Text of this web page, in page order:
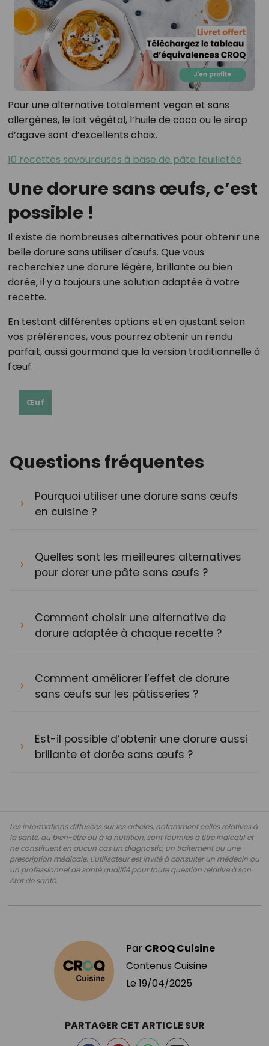
Pour une alternative totalement vegan et sans
allergènes, le lait végétal, l’huile de coco ou le sirop
d’agave sont d’excellents choix.
10 recettes savoureuses à base de pâte feuilletée
Une dorure sans œufs, c’est
possible !
Il existe de nombreuses alternatives pour obtenir une
belle dorure sans utiliser d'œufs. Que vous
recherchiez une dorure légère, brillante ou bien
dorée, il y a toujours une solution adaptée à votre
recette.
En testant différentes options et en ajustant selon
vos préférences, vous pourrez obtenir un rendu
parfait, aussi gourmand que la version traditionnelle à
l'œuf.
Œuf
Questions fréquentes
Pourquoi utiliser une dorure sans œufs
en cuisine ?
Quelles sont les meilleures alternatives
pour dorer une pâte sans œufs ?
Comment choisir une alternative de
dorure adaptée à chaque recette ?
Comment améliorer l’effet de dorure
sans œufs sur les pâtisseries ?
Est-il possible d’obtenir une dorure aussi
brillante et dorée sans œufs ?
Les informations diffusées sur les articles, notamment celles relatives à
la santé, au bien-être ou à la nutrition, sont fournies à titre indicatif et
ne constituent en aucun cas un diagnostic, un traitement ou une
prescription médicale. L'utilisateur est invité à consulter un médecin ou
un professionnel de santé qualifié pour toute question relative à son
état de santé.
Par CROQ Cuisine
Contenus Cuisine
Le 19/04/2025
PARTAGER CET ARTICLE SUR